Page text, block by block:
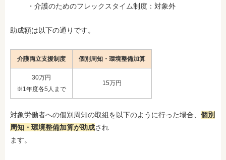
・介護のためのフレックスタイム制度：対象外
助成額は以下の通りです。
介護両立支援制度 個別周知・環境整備加算
30万円
※1年度各5人まで
15万円
対象労働者への個別周知の取組を以下のように行った場合、 個別
周知・環境整備加算が助成され
ます。